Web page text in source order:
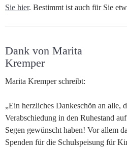
Sie hier. Bestimmt ist auch für Sie
Dank von Marita
Kremper
Marita Kremper schreibt:
„Ein herzliches Dankeschön an alle,
Verabschiedung in den Ruhestand
Segen gewünscht haben! Vor allem
Spenden für die Schulspeisung für